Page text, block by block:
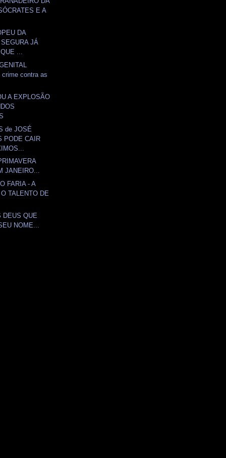
E A
DA
SEGURA JÁ
...
crime contra as
A EXPLOSÃO
de JOSÉ
PODE CAIR
JANEIRO...
FARIA - A
TALENTO DE
DEUS QUE
NOME...